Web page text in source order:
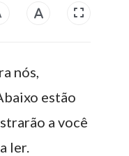
nós,
estão
a você
ler.